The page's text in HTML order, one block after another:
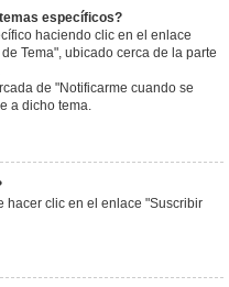
específicos?
haciendo clic en el enlace
Tema", ubicado cerca de la parte
de "Notificarme cuando se
a dicho tema.
hacer clic en el enlace "Suscribir